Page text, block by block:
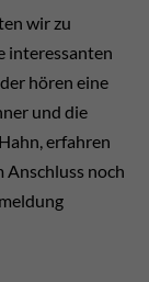
wir zu
interessanten
hören eine
und die
erfahren
noch